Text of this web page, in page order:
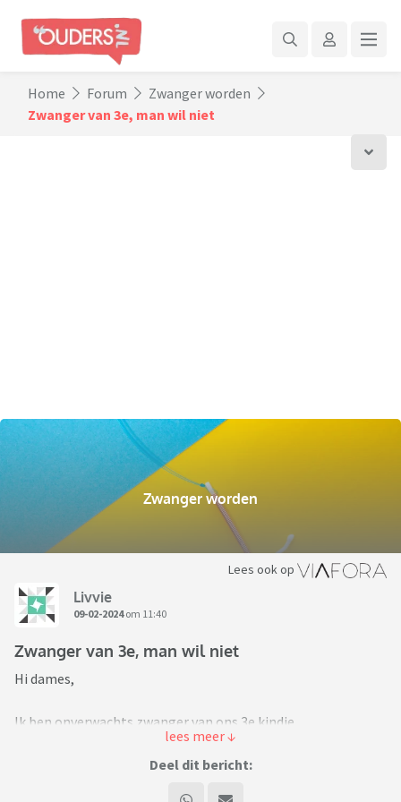
Home Forum
Zwanger worden
Zwanger van 3e, man wil niet
Zwanger worden
Lees ook op
Livvie
09-02-2024om 11:40
Zwanger van 3e, man wil niet
Hi dames,
Ik ben onverwachts zwanger van ons 3e kindje.
We hebben al 2 kinderen van 5 en 7 jaar en er is weer wat rust
in ons leven, nu dat beide kinderen naar school gaan. Zelf had
Deel dit bericht: